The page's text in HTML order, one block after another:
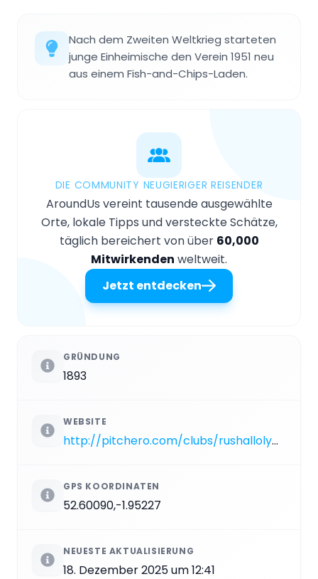
Nach dem Zweiten Weltkrieg starteten
junge Einheimische den Verein 1951 neu
aus einem Fish-and-Chips-Laden.
DIE COMMUNITY NEUGIERIGER REISENDER
AroundUs vereint tausende ausgewählte
Orte, lokale Tipps und versteckte Schätze,
täglich bereichert von über 60,000
Mitwirkenden weltweit.
Jetzt entdecken
GRÜNDUNG
1893
WEBSITE
http://pitchero.com/clubs/rushallolympic
GPS KOORDINATEN
52.60090,-1.95227
NEUESTE AKTUALISIERUNG
18. Dezember 2025 um 12:41